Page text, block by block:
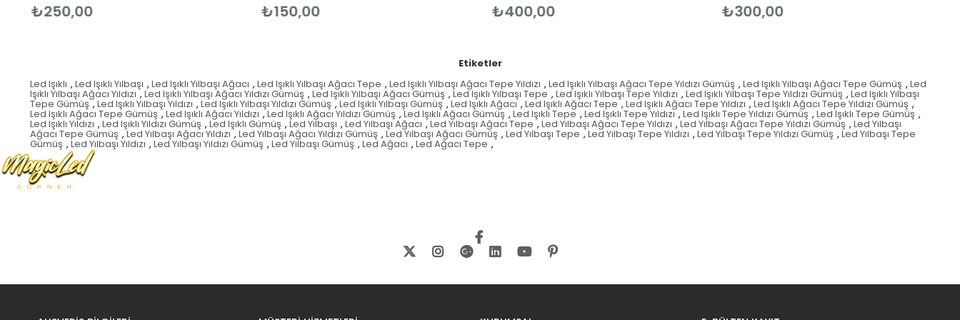
₺250,00 ₺150,00 ₺400,00 ₺300,00
Etiketler
Led Işıklı , Led Işıklı Yılbaşı , Led Işıklı Yılbaşı Ağacı , Led Işıklı Yılbaşı Ağacı Tepe , Led Işıklı Yılbaşı Ağacı Tepe Yıldızı , Led Işıklı Yılbaşı Ağacı Tepe Yıldızı Gümüş , Led Işıklı Yılbaşı Ağacı Tepe Gümüş , Led
Işıklı Yılbaşı Ağacı Yıldızı , Led Işıklı Yılbaşı Ağacı Yıldızı Gümüş , Led Işıklı Yılbaşı Ağacı Gümüş , Led Işıklı Yılbaşı Tepe , Led Işıklı Yılbaşı Tepe Yıldızı , Led Işıklı Yılbaşı Tepe Yıldızı Gümüş , Led Işıklı Yılbaşı
Tepe Gümüş , Led Işıklı Yılbaşı Yıldızı , Led Işıklı Yılbaşı Yıldızı Gümüş ,Led Işıklı Yılbaşı Gümüş , Led Işıklı Ağacı , Led Işıklı Ağacı Tepe , Led Işıklı Ağacı Tepe Yıldızı ,Led Işıklı Ağacı Tepe Yıldızı Gümüş ,
Led Işıklı Ağacı Tepe Gümüş , Led Işıklı Ağacı Yıldızı ,Led Işıklı Ağacı Yıldızı Gümüş , Led Işıklı Ağacı Gümüş , Led Işıklı Tepe , Led Işıklı Tepe Yıldızı , Led Işıklı Tepe Yıldızı Gümüş , Led Işıklı Tepe Gümüş ,
Led Işıklı Yıldızı , Led Işıklı Yıldızı Gümüş , Led Işıklı Gümüş , Led Yılbaşı , Led Yılbaşı Ağacı ,Led Yılbaşı Ağacı Tepe , Led Yılbaşı Ağacı Tepe Yıldızı , Led Yılbaşı Ağacı Tepe Yıldızı Gümüş , Led Yılbaşı
Ağacı Tepe Gümüş , Led Yılbaşı Ağacı Yıldızı , Led Yılbaşı Ağacı Yıldızı Gümüş , Led Yılbaşı Ağacı Gümüş , Led Yılbaşı Tepe ,Led Yılbaşı Tepe Yıldızı , Led Yılbaşı Tepe Yıldızı Gümüş , Led Yılbaşı Tepe
Gümüş , Led Yılbaşı Yıldızı , Led Yılbaşı Yıldızı Gümüş , Led Yılbaşı Gümüş , Led Ağacı , Led Ağacı Tepe ,